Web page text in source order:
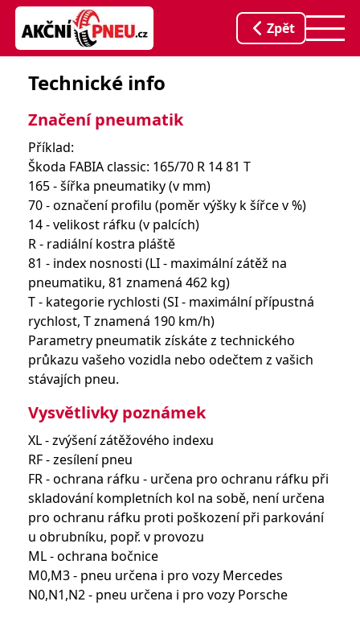
Zpět
Technické info
Značení pneumatik
Příklad:
Škoda FABIA classic: 165/70 R 14 81 T
165 - šířka pneumatiky (v mm)
70 - označení profilu (poměr výšky k šířce v %)
14 - velikost ráfku (v palcích)
R - radiální kostra pláště
81 - index nosnosti (LI - maximální zátěž na
pneumatiku, 81 znamená 462 kg)
T - kategorie rychlosti (SI - maximální přípustná
rychlost, T znamená 190 km/h)
Parametry pneumatik získáte z technického
průkazu vašeho vozidla nebo odečtem z vašich
stávajích pneu.
Vysvětlivky poznámek
XL - zvýšení zátěžového indexu
RF - zesílení pneu
FR - ochrana ráfku - určena pro ochranu ráfku při
skladování kompletních kol na sobě, není určena
pro ochranu ráfku proti poškození při parkování
u obrubníku, popř. v provozu
ML - ochrana bočnice
M0,M3 - pneu určena i pro vozy Mercedes
N0,N1,N2 - pneu určena i pro vozy Porsche